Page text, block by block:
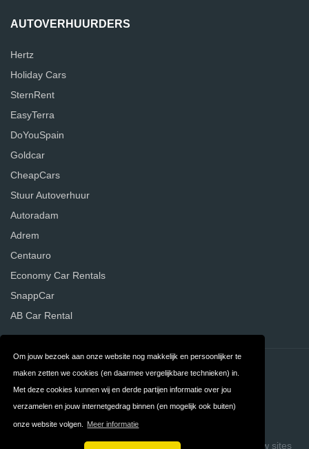
Om jouw bezoek aan onze website nog makkelijk en persoonlijker te
maken zetten we cookies (en daarmee vergelijkbare technieken) in.
Met deze cookies kunnen wij en derde partijen informatie over jou
verzamelen en jouw internetgedrag binnen (en mogelijk ook buiten)
onze website volgen. Meer informatie
AUTOVERHUURDERS
Hertz
Holiday Cars
SternRent
EasyTerra
DoYouSpain
Goldcar
CheapCars
Stuur Autoverhuur
Autoradam
Adrem
Centauro
Economy Car Rentals
SnappCar
AB Car Rental
Contact Privacy
Algemene FAQ
Copyright © 2026 Vergelijk Autoverhuurders Build review sites